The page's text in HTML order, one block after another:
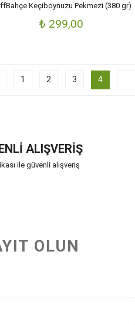
Keçiboynuzu Pekmezi (380 gr)
₺ 299,00
1 2 3 4
ALIŞVERİŞ
ile güvenli alışveriş
OLUN